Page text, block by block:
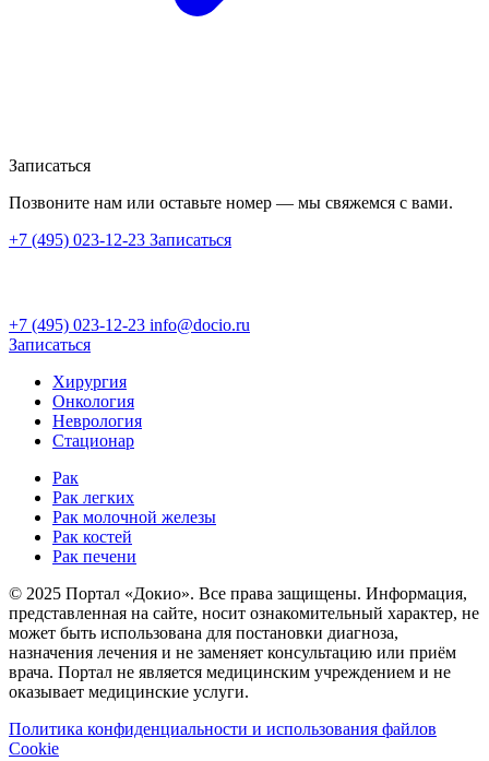
Записаться
Позвоните нам или оставьте номер — мы свяжемся с вами.
+7 (495) 023-12-23 Записаться
+7 (495) 023-12-23 info@docio.ru
Записаться
Хирургия
Онкология
Неврология
Стационар
Рак
Рак легких
Рак молочной железы
Рак костей
Рак печени
© 2025 Портал «Докио». Все права защищены. Информация,
представленная на сайте, носит ознакомительный характер, не
может быть использована для постановки диагноза,
назначения лечения и не заменяет консультацию или приём
врача. Портал не является медицинским учреждением и не
оказывает медицинские услуги.
Политика конфиденциальности и использования файлов
Cookie